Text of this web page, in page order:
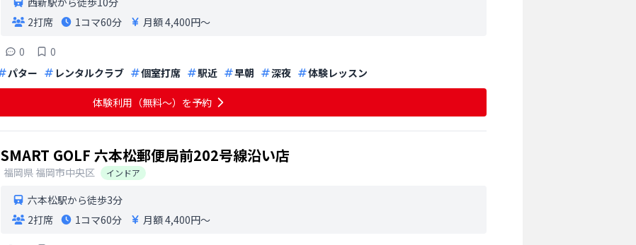
2打席
1コマ60分 月額 4,400円〜
0
0
パター レンタルクラブ 個室打席 駅近 早朝 深夜 体験レッスン
体験利用（無料〜）を予約
SMART GOLF 六本松郵便局前202号線沿い店
福岡県 福岡市中央区 インドア
六本松駅から徒歩3分
2打席
1コマ60分 月額 4,400円〜